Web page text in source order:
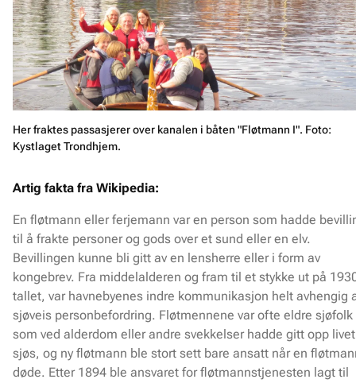
Her fraktes passasjerer over kanalen i båten "Fløtmann I". Foto:
Kystlaget Trondhjem.
Artig fakta fra Wikipedia:
En fløtmann eller ferjemann var en person som hadde
til å frakte personer og gods over et sund eller en elv.
Bevillingen kunne bli gitt av en lensherre eller i form av
kongebrev. Fra middelalderen og fram til et stykke ut på
tallet, var havnebyenes indre kommunikasjon helt avhengig
sjøveis personbefordring. Fløtmennene var ofte eldre sjøfolk
som ved alderdom eller andre svekkelser hadde gitt opp
sjøs, og ny fløtmann ble stort sett bare ansatt når en
døde. Etter 1894 ble ansvaret for fløtmannstjenesten lagt til